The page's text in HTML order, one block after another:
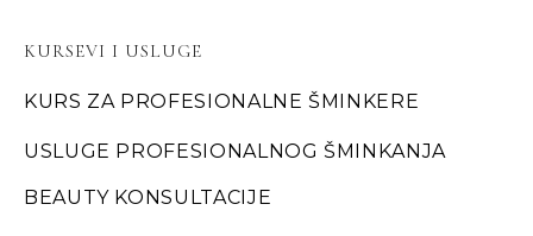
KURSEVI I USLUGE
KURS ZA PROFESIONALNE ŠMINKERE
USLUGE PROFESIONALNOG ŠMINKANJA
BEAUTY KONSULTACIJE